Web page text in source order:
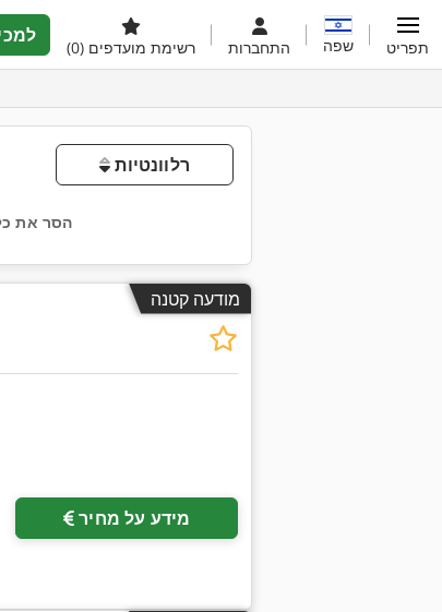
רשימת מועדפים (0) התחברות שפה תפריט
רלוונטיות
הסר את
מודעה קטנה
מידע על מחיר